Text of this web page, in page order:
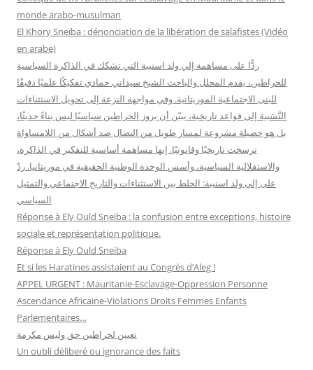
r
monde arabo-musulman
El Khory Sneïba : dénonciation de la libération de salafistes (Vidéo
en arabe)
ردًّا على مساهمة إلي ولد اسنيبة التي تشكك في الذاكرة السياسية
للحراطين، يقدم المحلل والباحث الشيخ سيداتي حمادي تفكيكًا علميًا دقيقًا
للبنى الاجتماعية الموريتانية. وفي مواجهة النزعة إلى تحويل الاستثناءات
النَّسَبية إلى قواعد تاريخية، يبيّن أن بروز الحراطين سياسيًا ليس بناءً حديثًا،
بل هو حصيلة مشروعة لمسار طويل من النضال ضد أشكال من اللامساواة
ترسخت تاريخيًا وقانونيًا. إنها مساهمة أساسية للتفكير في الذاكرة،
والاستقلالية السياسية، وأسس الوحدة الوطنية الحقيقية في موريتانيا. ردّ
على إلي ولد اسنيبة: الخلط بين الاستثناءات والتاريخ الاجتماعي والتمثيل
السياسي
Réponse à Ely Ould Sneiba : la confusion entre exceptions, histoire
sociale et représentation politique.
Réponse à Ely Ould Sneiba
Et si les Haratines assistaient au Congrès d’Aleg !
APPEL URGENT : Mauritanie-Esclavage-Oppression Personne
Ascendance Africaine-Violations Droits Femmes Enfants
Parlementaires…
تعيين لحراطين حق وليس مكرمة
Un oubli déliberé ou ignorance des faits